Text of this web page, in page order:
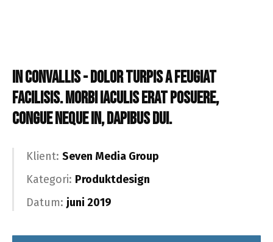
IN CONVALLIS - DOLOR TURPIS A FEUGIAT
FACILISIS. MORBI IACULIS ERAT POSUERE,
CONGUE NEQUE IN, DAPIBUS DUI.
Klient: Seven Media Group
Kategori: Produktdesign
Datum: juni 2019